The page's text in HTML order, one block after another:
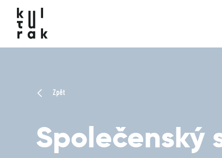
Zpět
Společenský